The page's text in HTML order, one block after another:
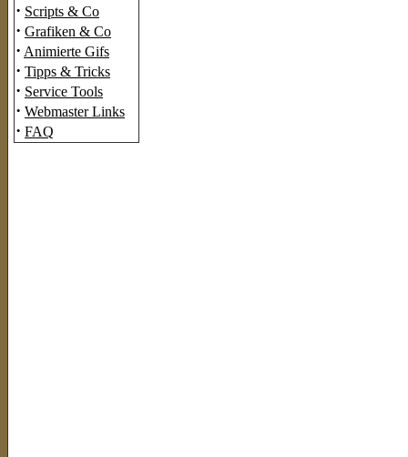
· Scripts & Co
· Grafiken & Co
· Animierte Gifs
· Tipps & Tricks
· Service Tools
· Webmaster Links
· FAQ